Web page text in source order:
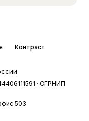
Контраст
· ОГРНИП
503